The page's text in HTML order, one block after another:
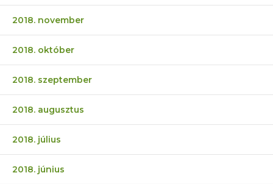
2018. november
2018. október
2018. szeptember
2018. augusztus
2018. július
2018. június